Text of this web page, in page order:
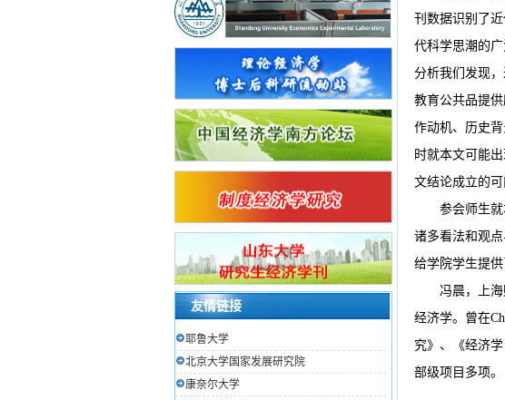
友情链接
耶鲁大学
北京大学国家发展研究院
康奈尔大学
刊数据识别了
代科学思潮的
分析我们发现
教育公共品提
作动机、历史
时就本文可能
文结论成立的
参会师生
诸多看法和观
给学院学生提
冯晨，上
经济学。曾在
究》、《经济
部级项目多项。